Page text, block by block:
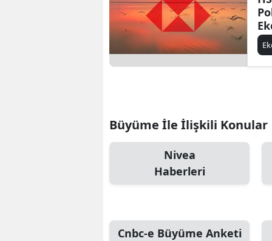
Büyüme İle İlişkili Konular
Nivea
Haberleri
Cnbc-e Büyüme Anketi